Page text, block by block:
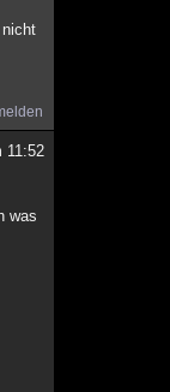
11:52
was